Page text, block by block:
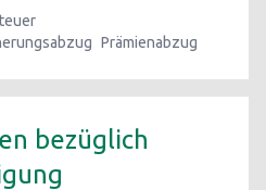
Prämienabzug
bezüglich